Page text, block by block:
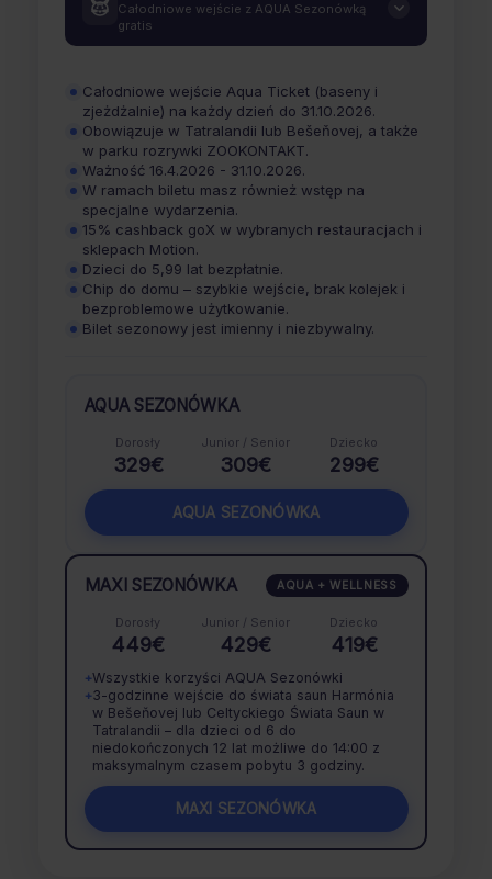
Całodniowe wejście z AQUA Sezonówką
gratis
·
·Co to jest ZOOKONTAKT?
Całodniowe wejście Aqua Ticket (baseny i
zjeżdżalnie) na każdy dzień do 31.10.2026.
Obowiązuje w Tatralandii lub Bešeňovej, a także
w parku rozrywki ZOOKONTAKT.
Ważność 16.4.2026 - 31.10.2026.
W ramach biletu masz również wstęp na
specjalne wydarzenia.
15% cashback goX w wybranych restauracjach i
sklepach Motion.
Dzieci do 5,99 lat bezpłatnie.
Chip do domu – szybkie wejście, brak kolejek i
bezproblemowe użytkowanie.
Bilet sezonowy jest imienny i niezbywalny.
AQUA SEZONÓWKA
Dorosły
329€
Junior / Senior
309€
Dziecko
299€
AQUA SEZONÓWKA
MAXI SEZONÓWKA AQUA + WELLNESS
Dorosły
449€
Junior / Senior
429€
Dziecko
419€
+Wszystkie korzyści AQUA Sezonówki
+3-godzinne wejście do świata saun Harmónia
w Bešeňovej lub Celtyckiego Świata Saun w
Tatralandii – dla dzieci od 6 do
niedokończonych 12 lat możliwe do 14:00 z
maksymalnym czasem pobytu 3 godziny.
MAXI SEZONÓWKA